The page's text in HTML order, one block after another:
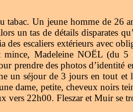
tabac. Un jeune homme de 26
un tas de détails disparates
escaliers extérieurs avec
Madeleine NOËL (du
prendre des photos
un séjour de 3 jours en tout
dame, petite, cheveux noirs
vers 22h00. Fleszar et Muir se